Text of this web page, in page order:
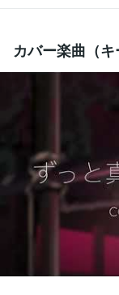
カバー楽曲（